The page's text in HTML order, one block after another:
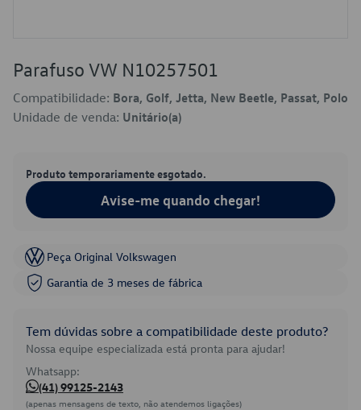
Parafuso VW N10257501
Compatibilidade: Bora, Golf, Jetta, New Beetle, Passat, Polo
Unidade de venda: Unitário(a)
Produto temporariamente esgotado.
Avise-me quando chegar!
Peça Original Volkswagen
Garantia de 3 meses de fábrica
Tem dúvidas sobre a compatibilidade deste produto?
Nossa equipe especializada está pronta para ajudar!
Whatsapp:
(41) 99125-2143
(apenas mensagens de texto, não atendemos ligações)